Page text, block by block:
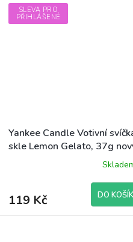
SLEVA PRO
PŘIHLÁŠENÉ
Yankee Candle Votivní
skle Lemon Gelato, 37g
119 Kč DO